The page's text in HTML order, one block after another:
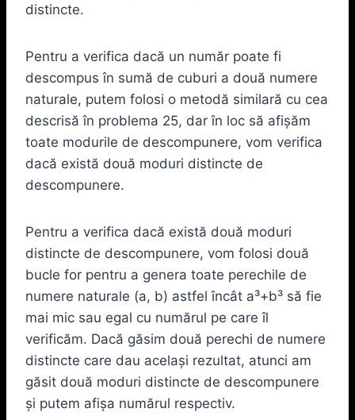
distincte.
Pentru a verifica dacă un număr poate fi
descompus în sumă de cuburi a două numere
naturale, putem folosi o metodă similară cu cea
descrisă în problema 25, dar în loc să afişăm
toate modurile de descompunere, vom verifica
dacă există două moduri distincte de
descompunere.
Pentru a verifica dacă există două moduri
distincte de descompunere, vom folosi două
bucle for pentru a genera toate perechile de
numere naturale (a, b) astfel încât a³+b³ să fie
mai mic sau egal cu numărul pe care îl
verificăm. Dacă găsim două perechi de numere
distincte care dau același rezultat, atunci am
găsit două moduri distincte de descompunere
și putem afișa numărul respectiv.